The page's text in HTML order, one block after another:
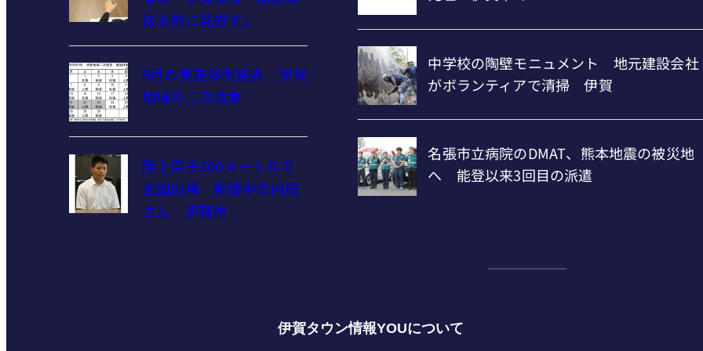
抜本的に見直す」
9月の実施体制発表 伊賀
地域の二次救急
陸上男子200メートルで
全国出場 柘植中の内田
さん 伊賀市
伊賀タウン情報YOUについて